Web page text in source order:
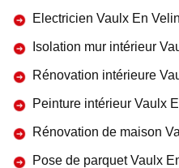
Electricien Vaulx En Velin
Isolation mur intérieur
Rénovation intérieure
Peinture intérieur Vaulx
Rénovation de maison
Pose de parquet Vaulx